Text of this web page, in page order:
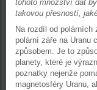
tohoto množství dat
takovou přesností,
Na rozdíl od polárních
polární záře na Uranu
způsobem. Je to
planety, které je
poznatky nejenže
magnetosféry Uranu,